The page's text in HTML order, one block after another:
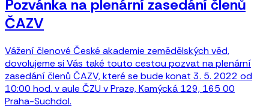
Pozvánka na plenární zasedání členů
ČAZV
Vážení členové České akademie zemědělských věd,
dovolujeme si Vás také touto cestou pozvat na plenární
zasedání členů ČAZV, které se bude konat 3. 5. 2022 od
10:00 hod. v aule ČZU v Praze, Kamýcká 129, 165 00
Praha-Suchdol.